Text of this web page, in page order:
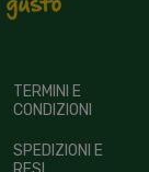
TERMINI E
CONDIZIONI
SPEDIZIONI E